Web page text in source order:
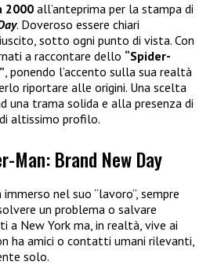
2000 all’anteprima per la stampa di
. Doveroso essere chiari
sotto ogni punto di vista. Con
a raccontare dello “Spider-
, ponendo l’accento sulla sua realtà
riportare alle origini. Una scelta
una trama solida e alla presenza di
di altissimo profilo.
Man: Brand New Day
immerso nel suo “lavoro”, sempre
un problema o salvare
a New York ma, in realtà, vive ai
ha amici o contatti umani rilevanti,
solo.